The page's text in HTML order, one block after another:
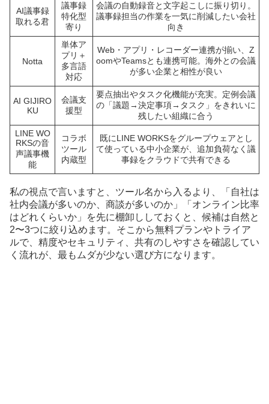
AI議事録
取れる君
議事録
特化型
寄り
会議の自動録音と文字起こしに振り切り。
議事録担当の作業を一気に削減したい会社
向き
Notta
単体ア
プリ＋
多言語
対応
Web・アプリ・レコーダー連携が揃い、Z
oomやTeamsとも連携可能。海外との会議
が多い企業と相性が良い
AI GIJIRO
KU
会議支
援型
要点抽出やタスク化機能が充実。定例会議
の「議題→決定事項→タスク」をきれいに
残したい組織に合う
LINE WO
RKSの音
声議事機
能
コラボ
ツール
内蔵型
既にLINE WORKSをグループウェアとし
て使っている中小企業が、追加負荷なく議
事録をクラウドで共有できる
私の視点で言いますと、ツール名から入るより、「自社は
社内会議が多いのか、商談が多いのか」「オンライン比率
はどれくらいか」を先に棚卸ししておくと、候補は自然と
2〜3つに絞り込めます。そこから無料プランやトライア
ルで、精度やセキュリティ、共有のしやすさを確認してい
く流れが、最もムダが少ない選び方になります。